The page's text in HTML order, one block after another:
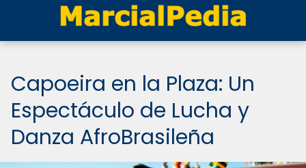
Capoeira en la Plaza: Un
Espectáculo de Lucha y
Danza AfroBrasileña